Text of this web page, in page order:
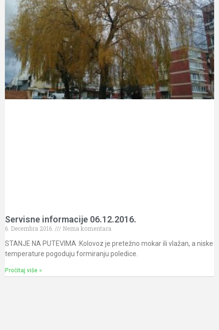
Servisne informacije 06.12.2016.
6. Decembra 2016.
Nema komentara
STANJE NA PUTEVIMA :Kolovoz je pretežno mokar ili vlažan, a niske
temperature pogoduju formiranju poledice.
Pročitaj više »